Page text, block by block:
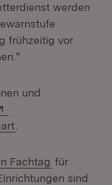
werden
frühzeitig vor
und
Fachtag (Öffnet in
für
sind